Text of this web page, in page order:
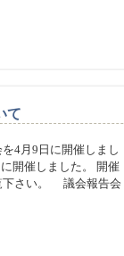
て
4月9日に開催しまし
開催しました。 開催
下さい。 議会報告会